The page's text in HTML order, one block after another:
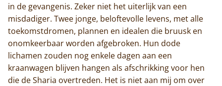
in de gevangenis. Zeker niet het uiterlijk van een
misdadiger. Twee jonge, beloftevolle levens, met alle
toekomstdromen, plannen en idealen die bruusk en
onomkeerbaar worden afgebroken. Hun dode
lichamen zouden nog enkele dagen aan een
kraanwagen blijven hangen als afschrikking voor hen
die de Sharia overtreden. Het is niet aan mij om over